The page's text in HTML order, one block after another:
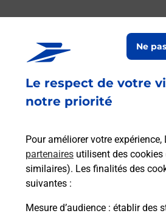
Le respect de votre
notre priorité
Pour améliorer votre expérience,
partenaires utilisent des
similaires). Les finalités des
suivantes :
Mesure d’audience : établir des
Ne
En savoir plus
Envoyer un colis